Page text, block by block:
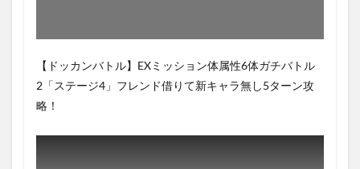
【ドッカンバトル】EXミッション体属性6体ガチバトル
2「ステージ4」フレンド借りて新キャラ無し5ターン攻
略！